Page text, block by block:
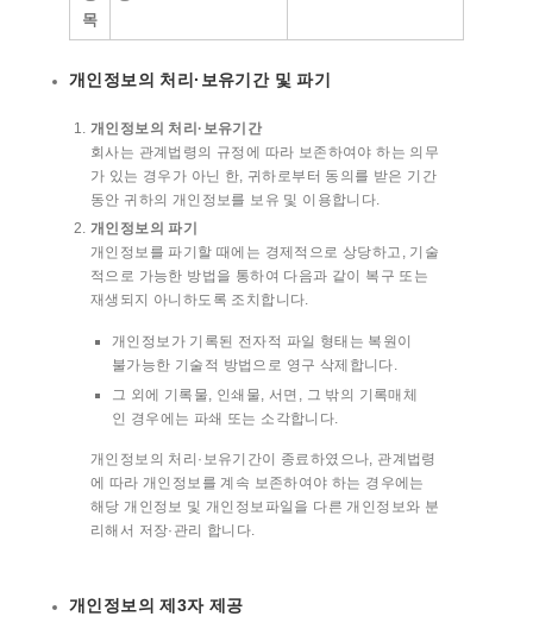
목
개인정보의 처리 · 보유기간 및 파기
개인정보의 처리·보유기간
회사는 관계법령의 규정에 따라 보존하여야 하는 의무
가 있는 경우가 아닌 한, 귀하로부터 동의를 받은 기간
동안 귀하의 개인정보를 보유 및 이용합니다.
개인정보의 파기
개인정보를 파기할 때에는 경제적으로 상당하고, 기술
적으로 가능한 방법을 통하여 다음과 같이 복구 또는
재생되지 아니하도록 조치합니다.
개인정보가 기록된 전자적 파일 형태는 복원이
불가능한 기술적 방법으로 영구 삭제합니다.
그 외에 기록물, 인쇄물, 서면, 그 밖의 기록매체
인 경우에는 파쇄 또는 소각합니다.
개인정보의 처리·보유기간이 종료하였으나, 관계법령
에 따라 개인정보를 계속 보존하여야 하는 경우에는
해당 개인정보 및 개인정보파일을 다른 개인정보와 분
리해서 저장·관리 합니다.
개인정보의 제3자 제공